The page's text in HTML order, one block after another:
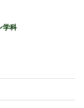
学科